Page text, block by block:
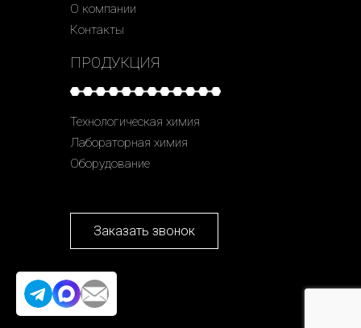
О компании
Контакты
ПРОДУКЦИЯ
Технологическая химия
Лабораторная химия
Оборудование
Заказать звонок